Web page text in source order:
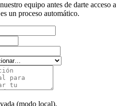
equipo antes de darte acceso a
un proceso automático.
(modo local).